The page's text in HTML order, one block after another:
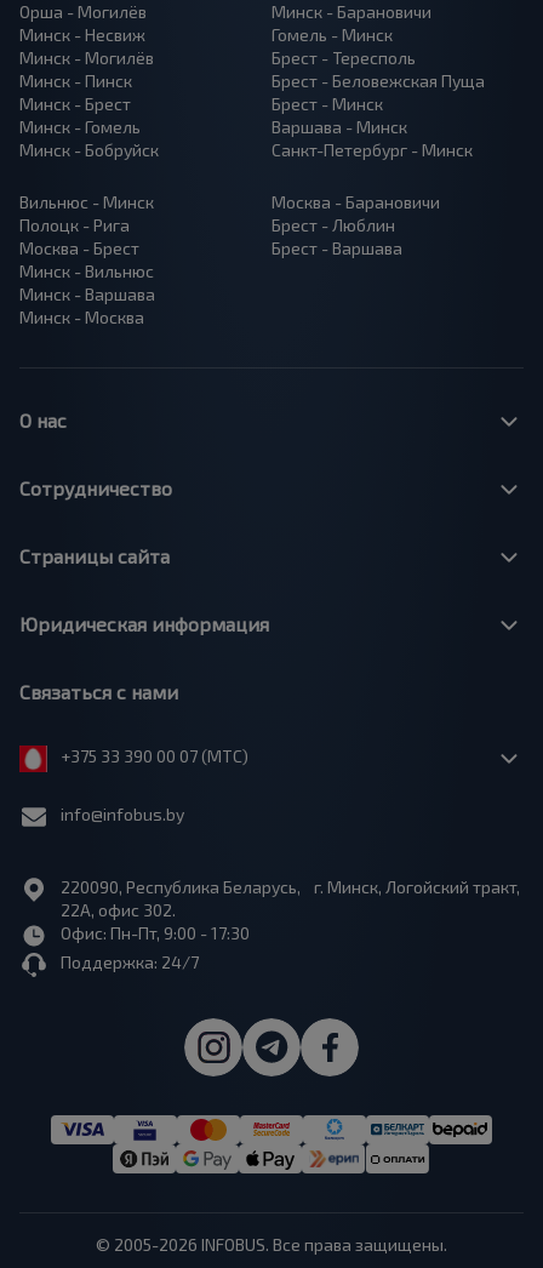
Орша - Могилёв
Минск - Несвиж
Минск - Могилёв
Минск - Пинск
Минск - Брест
Минск - Гомель
Минск - Бобруйск
Минск - Барановичи
Гомель - Минск
Брест - Тересполь
Брест - Беловежская Пуща
Брест - Минск
Варшава - Минск
Санкт-Петербург - Минск
Вильнюс - Минск
Полоцк - Рига
Москва - Брест
Минск - Вильнюс
Минск - Варшава
Минск - Москва
Москва - Барановичи
Брест - Люблин
Брест - Варшава
О нас
Сотрудничество
Страницы сайта
Юридическая информация
Связаться с нами
+375 33 390 00 07 (МТС)
info@infobus.by
220090, Республика Беларусь, г. Минск, Логойский тракт,
22А, офис 302.
Офис: Пн-Пт, 9:00 - 17:30
Поддержка: 24/7
© 2005-2026 INFOBUS. Все права защищены.